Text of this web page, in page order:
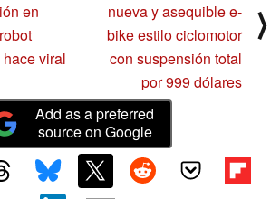
en
viral
nueva y asequible e-
bike estilo ciclomotor
con suspensión total
por 999 dólares
⟩
Add as a preferred
source on Google